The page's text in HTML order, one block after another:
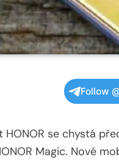
Follow
HONOR se chystá
Magic. Nové